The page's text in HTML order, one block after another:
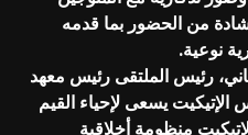
من الحضور بما قدمه
نوعية.
رئيس الملتقى رئيس معهد
يسعى لإحياء القيم
منظومة أخلاقية